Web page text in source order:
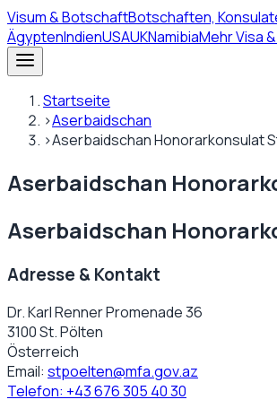
Visum& BotschaftBotschaften,
ÄgyptenIndienUSAUKNamibiaMehr Visa
Startseite
›Aserbaidschan
›Aserbaidschan Honorarkonsulat
Aserbaidschan
Aserbaidschan
Adresse & Kontakt
Dr. Karl Renner Promenade 36
3100 St. Pölten
Österreich
Email: stpoelten@mfa.gov.az
Telefon: +43 676 305 40 30